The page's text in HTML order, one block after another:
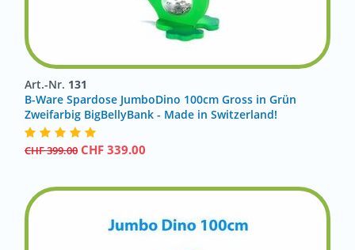
Art.-Nr. 131
B-Ware Spardose JumboDino 100cm Gross in Grün
Zweifarbig BigBellyBank - Made in Switzerland!
CHF399.00 CHF 339.00